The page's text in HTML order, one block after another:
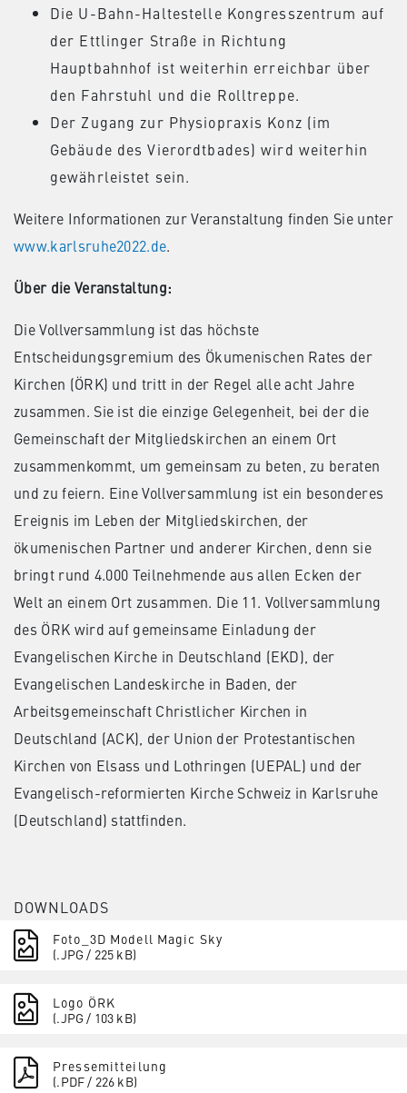
Die U-Bahn-Haltestelle Kongresszentrum auf
der Ettlinger Straße in Richtung
Hauptbahnhof ist weiterhin erreichbar über
den Fahrstuhl und die Rolltreppe.
Der Zugang zur Physiopraxis Konz (im
Gebäude des Vierordtbades) wird weiterhin
gewährleistet sein.
Weitere Informationen zur Veranstaltung finden Sie unter
www.karlsruhe2022.de.
Über die Veranstaltung:
Die Vollversammlung ist das höchste
Entscheidungsgremium des Ökumenischen Rates der
Kirchen (ÖRK) und tritt in der Regel alle acht Jahre
zusammen. Sie ist die einzige Gelegenheit, bei der die
Gemeinschaft der Mitgliedskirchen an einem Ort
zusammenkommt, um gemeinsam zu beten, zu beraten
und zu feiern. Eine Vollversammlung ist ein besonderes
Ereignis im Leben der Mitgliedskirchen, der
ökumenischen Partner und anderer Kirchen, denn sie
bringt rund 4.000 Teilnehmende aus allen Ecken der
Welt an einem Ort zusammen. Die 11. Vollversammlung
des ÖRK wird auf gemeinsame Einladung der
Evangelischen Kirche in Deutschland (EKD), der
Evangelischen Landeskirche in Baden, der
Arbeitsgemeinschaft Christlicher Kirchen in
Deutschland (ACK), der Union der Protestantischen
Kirchen von Elsass und Lothringen (UEPAL) und der
Evangelisch-reformierten Kirche Schweiz in Karlsruhe
(Deutschland) stattfinden.
DOWNLOADS
Foto_3D Modell Magic Sky
(.JPG / 225 kB)
Logo ÖRK
(.JPG / 103 kB)
Pressemitteilung
(.PDF / 226 kB)